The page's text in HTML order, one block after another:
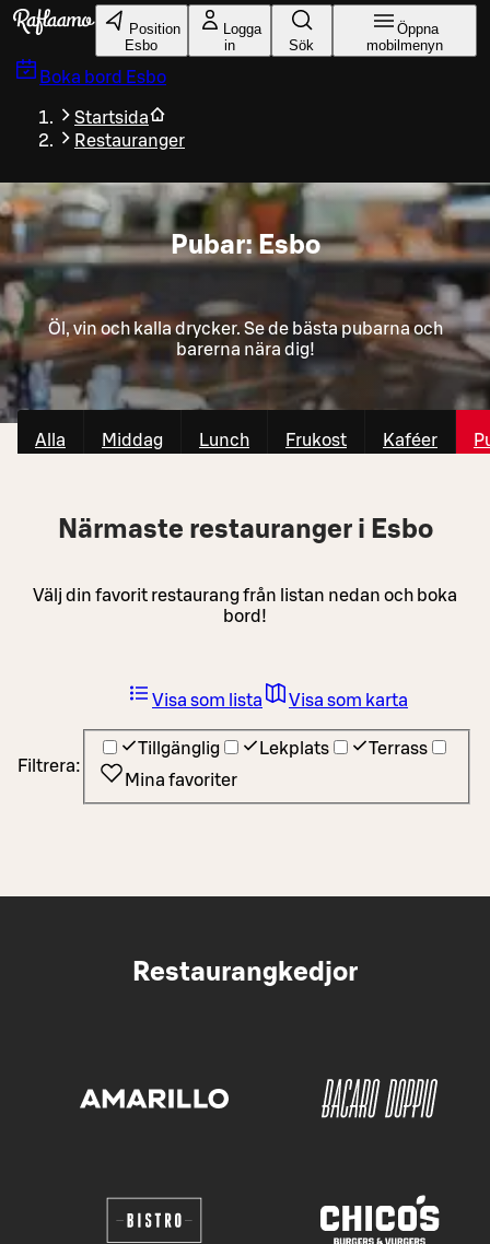
Gå till huvudinnehållet
Position
Esbo
Logga
in
Sök
Öppna
mobilmenyn
Boka bord Esbo
Startsida
Restauranger
Pubar: Esbo
Öl, vin och kalla drycker. Se de bästa pubarna och
barerna nära dig!
Alla Middag Lunch Frukost Kaféer
Närmaste restauranger i Esbo
Välj din favorit restaurang från listan nedan och boka
bord!
Filtrera:
Tillgänglig Lekplats
Terrass
Mina favoriter
Visa som lista Visa som karta
Restaurangkedjor